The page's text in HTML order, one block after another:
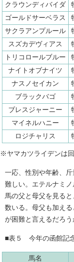
クラウンディバイダ
ゴールドサーベラス
サクラアンプルール
スズカデヴィアス
トリコロールブルー
ナイトオブナイツ
ナスノセイカン
ブラックバゴ
ブレスジャーニー
マイネルハニー
ロジチャリス
※ヤマカツライデンは回
一応、性別や年齢、
難しい。エテルナミ
馬の父と母父を見る
数いる。母父も加え
が困難と言えるだろう
■表５ 今年の函館記
馬名